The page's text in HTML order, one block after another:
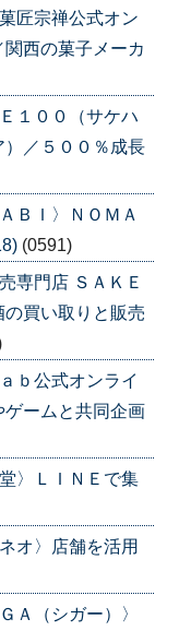
匠宗禅公式オン
西の菓子メーカ
１００（サケハ
／５００％成長
ＢＩ〉ＮＯＭＡ
(0591)
専門店 ＳＡＫＥ
の買い取りと販売
ｂ公式オンライ
ームと共同企画
〉ＬＩＮＥで集
オ〉店舗を活用
Ａ（シガー）〉